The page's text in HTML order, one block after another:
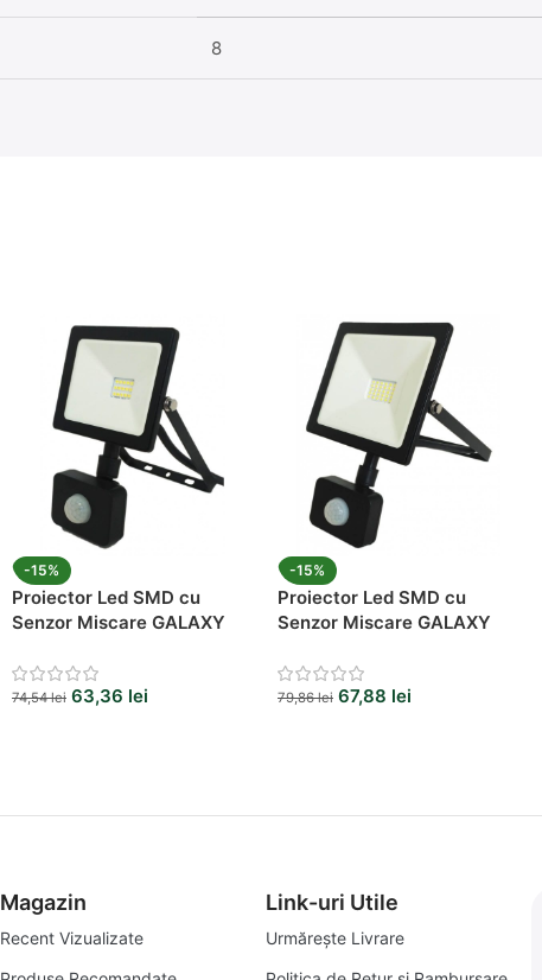
8
-15%
Proiector Led SMD cu
Senzor Miscare GALAXY
74,54lei 63,36 lei
-15%
Proiector Led SMD cu
Senzor Miscare GALAXY
79,86lei 67,88 lei
Magazin
Recent Vizualizate
Link-uri Utile
Urmărește Livrare